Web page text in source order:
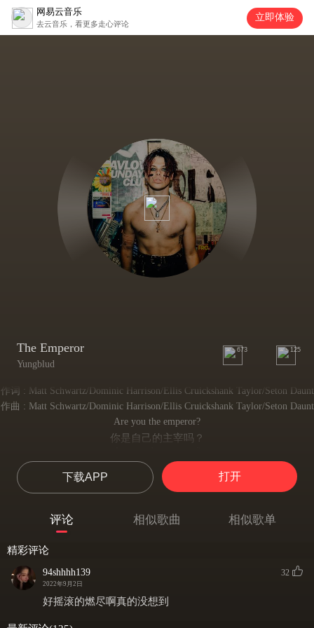
网易云音乐
去云音乐，看更多走心评论
立即体验
The Emperor
Yungblud
673 125
作词 : Matt Schwartz/Dominic Harrison/Ellis Cruickshank Taylor/Seton Daunt
作曲 : Matt Schwartz/Dominic Harrison/Ellis Cruickshank Taylor/Seton Daunt
Are you the emperor?
你是自己的主宰吗？
你是自己的主宰吗？
(Am I the emperor?)
Are you the emperor?
你是自己的主宰吗？
Are you the emperor?
今天太阳仍会照常升起，所以不要担心
我知道一切都会好起来的
下载APP 打开
评论 相似歌曲 相似歌单
精彩评论
94shhhh139
2022年9月2日
32
好摇滚的燃尽啊真的没想到